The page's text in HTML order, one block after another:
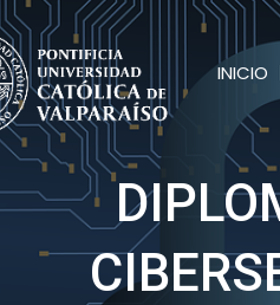
INICIO